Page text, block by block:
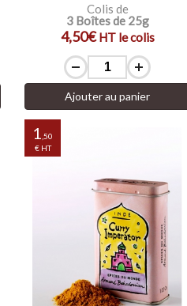
Colis de
3 Boîtes de 25g
4,50€HT le colis
Ajouter au panier
1 ,50
€ HT